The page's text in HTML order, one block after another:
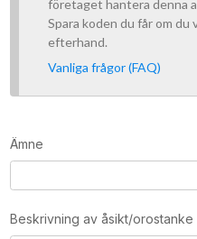
företaget hantera denna
Spara koden du får om du
efterhand.
Vanliga frågor (FAQ)
Ämne
Beskrivning av åsikt/orostanke